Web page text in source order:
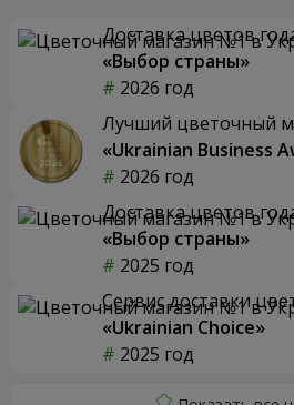
Доставка цветов
«Выбор страны»
2026 год
Лучший цветочный
«Ukrainian Business
2026 год
Доставка цветов
«Выбор страны»
2025 год
Сервис доставки
«Ukrainian Choice»
2025 год